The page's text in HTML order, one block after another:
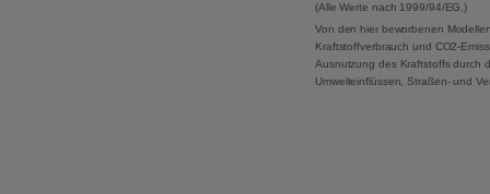
(Alle Werte nach 1999/94/EG.)
Von den hier beworbenen
Kraftstoffverbrauch und CO2-
Ausnutzung des Kraftstoffs durch
Umwelteinflüssen, Straßen- und